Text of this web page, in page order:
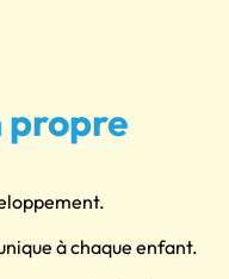
propre
à chaque enfant.